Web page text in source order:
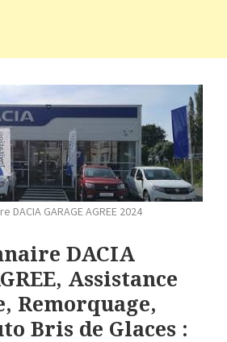
GARAGE AGREE 2024
DACIA
Assistance
Remorquage,
Bris de Glaces :